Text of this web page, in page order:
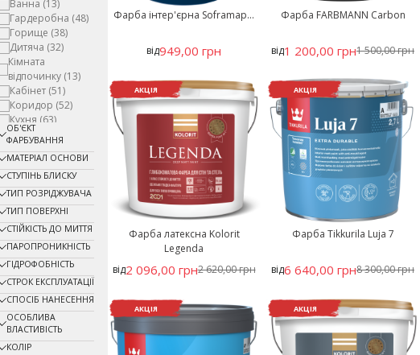
Ванна (13)
Гардеробна (48)
Горище (38)
Дитяча (32)
Кімната
відпочинку (13)
Кабінет (51)
Коридор (52)
Кухня (63)
Льох, погріб
Офіс(51)
Підвал(8)
Побутове
приміщення(53)
Приміщення із
басейном(1)
Санітарне
приміщення(10)
Складське
приміщення(17)
Спальня(63)
Спортзал(9)
Столова(5)
ОБ'ЄКТ
ФАРБУВАННЯ
МАТЕРІАЛ ОСНОВИ
СТУПІНЬ БЛИСКУ
ТИП РОЗРІДЖУВАЧА
ТИП ПОВЕРХНІ
СТІЙКІСТЬ ДО МИТТЯ
ПАРОПРОНИКНІСТЬ
ГІДРОФОБНІСТЬ
СТРОК ЕКСПЛУАТАЦІЇ
СПОСІБ НАНЕСЕННЯ
ОСОБЛИВА
ВЛАСТИВІСТЬ
КОЛІР
Фарба інтер'єрна Soframap...
від949,00 грн
Фарба FARBMANN Carbon
від1 200,00 грн1 500,00 грн
АКЦІЯ
Фарба латексна Kolorit
Legenda
від2 096,00 грн2 620,00 грн
АКЦІЯ
Фарба Tikkurila Luja 7
від6 640,00 грн8 300,00 грн
АКЦІЯ АКЦІЯ